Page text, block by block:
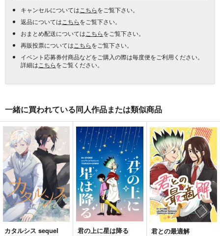
キャンセルについては こちらをご覧下さい。
返品については こちらをご覧下さい。
おまとめ配送については こちらをご覧下さい。
再販投票については こちらをご覧下さい。
イベント応募券付商品などをご購入の際は毎度便をご利用ください。
詳細は こちらをご覧ください。
一緒に買われている同人作品または類似商品
カタルシス sequel 君の上に星は降る 君との最適解